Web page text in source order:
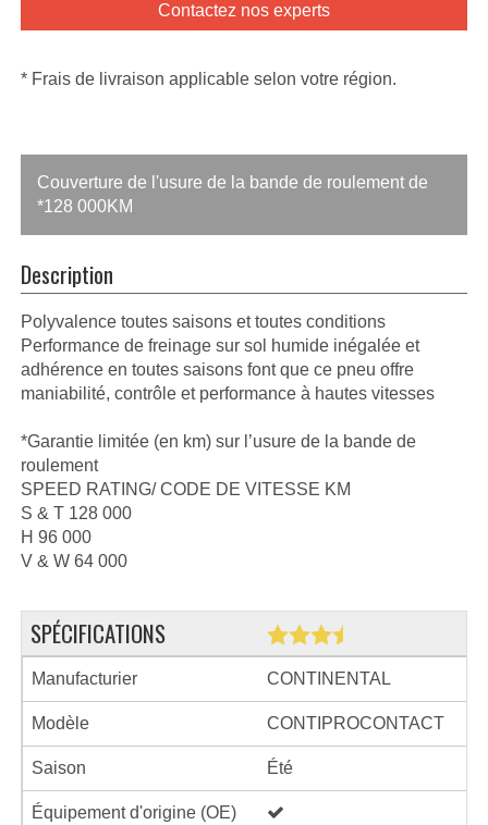
Contactez nos experts
* Frais de livraison applicable selon votre région.
Couverture de l'usure de la bande de roulement de
*128 000KM
Description
Polyvalence toutes saisons et toutes conditions
Performance de freinage sur sol humide inégalée et
adhérence en toutes saisons font que ce pneu offre
maniabilité, contrôle et performance à hautes vitesses
*Garantie limitée (en km) sur l’usure de la bande de
roulement
SPEED RATING/ CODE DE VITESSE KM
S & T 128 000
H 96 000
V & W 64 000
SPÉCIFICATIONS
Manufacturier CONTINENTAL
Modèle CONTIPROCONTACT
Saison Été
Équipement d'origine (OE)